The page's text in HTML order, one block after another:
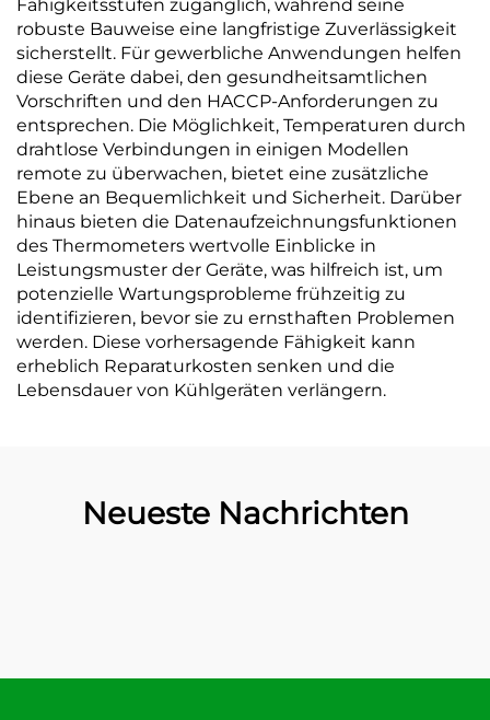
Fähigkeitsstufen zugänglich, während seine
robuste Bauweise eine langfristige Zuverlässigkeit
sicherstellt. Für gewerbliche Anwendungen helfen
diese Geräte dabei, den gesundheitsamtlichen
Vorschriften und den HACCP-Anforderungen zu
entsprechen. Die Möglichkeit, Temperaturen durch
drahtlose Verbindungen in einigen Modellen
remote zu überwachen, bietet eine zusätzliche
Ebene an Bequemlichkeit und Sicherheit. Darüber
hinaus bieten die Datenaufzeichnungsfunktionen
des Thermometers wertvolle Einblicke in
Leistungsmuster der Geräte, was hilfreich ist, um
potenzielle Wartungsprobleme frühzeitig zu
identifizieren, bevor sie zu ernsthaften Problemen
werden. Diese vorhersagende Fähigkeit kann
erheblich Reparaturkosten senken und die
Lebensdauer von Kühlgeräten verlängern.
Neueste Nachrichten